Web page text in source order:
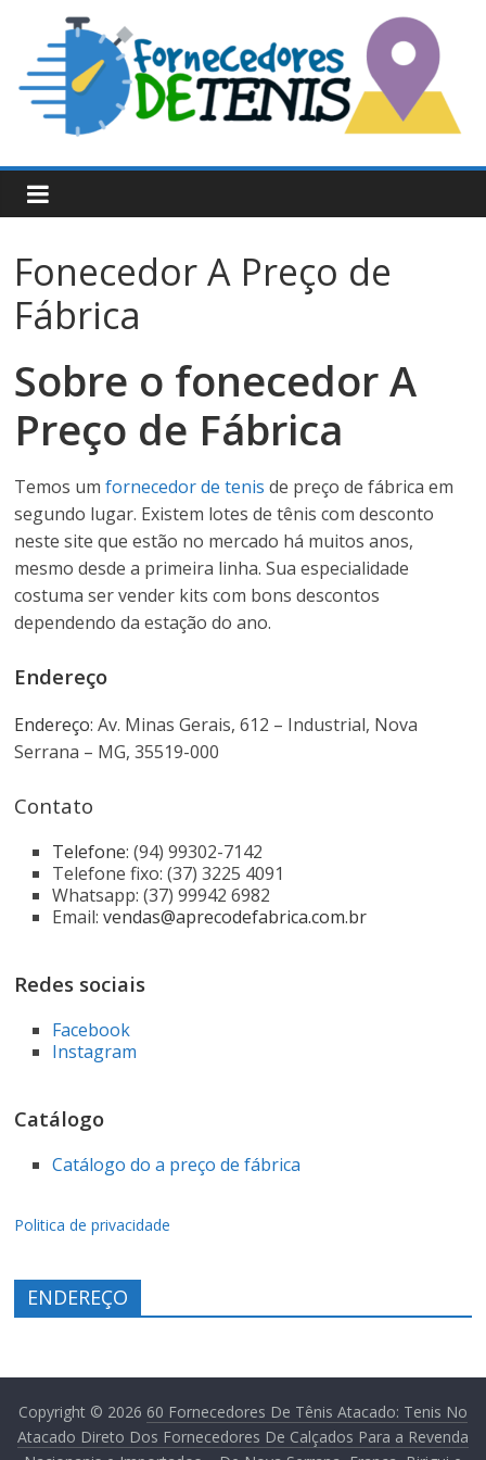
content
60
Fornecedores
De
Tênis
Atacado:
Tenis
No
Atacado
Direto
Dos
Fornecedores
De
Calçados
a
Revenda
Nacionanis
e
Importados
–
De
Nova
Fonecedor A Preço de
Fábrica
Sobre o fonecedor A
Preço de Fábrica
Temos umfornecedor de tenis de preço de fábrica em
segundo lugar. Existem lotes de tênis com desconto
neste site que estão no mercado há muitos anos,
mesmo desde a primeira linha. Sua especialidade
costuma ser vender kits com bons descontos
dependendo da estação do ano.
Endereço
Endereço:Av. Minas Gerais, 612 – Industrial, Nova
Serrana – MG, 35519-000
Contato
Telefone:(94) 99302-7142
Telefone fixo: (37) 3225 4091
Whatsapp: (37) 99942 6982
Email:vendas@aprecodefabrica.com.br
Redes sociais
Facebook
Instagram
Catálogo
Catálogo do a preço de fábrica
Politica de privacidade
ENDEREÇO
Copyright © 2026 60 Fornecedores De Tênis Atacado: Tenis No
Atacado Direto Dos Fornecedores De Calçados Para a Revenda